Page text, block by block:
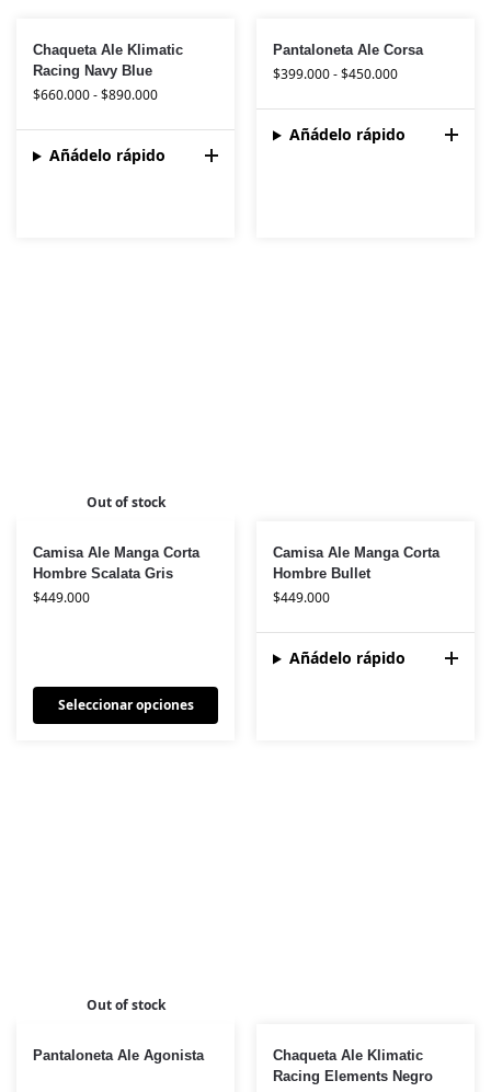
Chaqueta Ale Klimatic
Racing Navy Blue
$660.000-$890.000
Añádelo rápido
Pantaloneta Ale Corsa
$399.000-$450.000
Añádelo rápido
Out of stock
Camisa Ale Manga Corta
Hombre Scalata Gris
$449.000
Seleccionar opciones
Camisa Ale Manga Corta
Hombre Bullet
$449.000
Añádelo rápido
Out of stock
Pantaloneta Ale Agonista
Chaqueta Ale Klimatic
Racing Elements Negro